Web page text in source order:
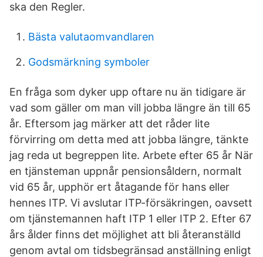
ska den Regler.
Bästa valutaomvandlaren
Godsmärkning symboler
En fråga som dyker upp oftare nu än tidigare är
vad som gäller om man vill jobba längre än till 65
år. Eftersom jag märker att det råder lite
förvirring om detta med att jobba längre, tänkte
jag reda ut begreppen lite. Arbete efter 65 år När
en tjänsteman uppnår pensionsåldern, normalt
vid 65 år, upphör ert åtagande för hans eller
hennes ITP. Vi avslutar ITP-försäkringen, oavsett
om tjänstemannen haft ITP 1 eller ITP 2. Efter 67
års ålder finns det möjlighet att bli återanställd
genom avtal om tidsbegränsad anställning enligt